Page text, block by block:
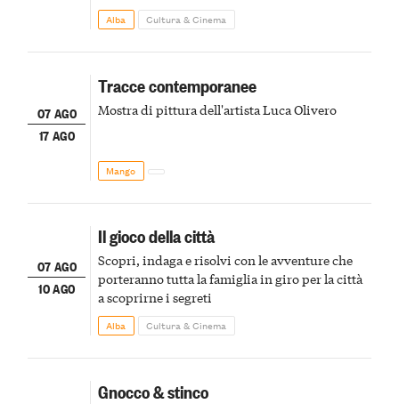
Alba Cultura & Cinema
07 AGO
17 AGO
Tracce contemporanee
Mostra di pittura dell'artista Luca Olivero
Mango
07 AGO
10 AGO
Il gioco della città
Scopri, indaga e risolvi con le avventure che
porteranno tutta la famiglia in giro per la città
a scoprirne i segreti
Alba Cultura & Cinema
Gnocco & stinco